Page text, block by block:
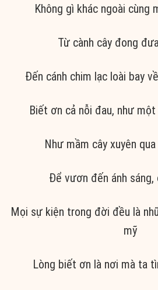
Không gì khác ngoài cùng
Từ cành cây đong
Đến cánh chim lạc loài bay
Biết ơn cả nỗi đau, như
Như mầm cây xuyên
Để vươn đến ánh
Mọi sự kiện trong đời đều là
mỹ
Lòng biết ơn là nơi mà ta